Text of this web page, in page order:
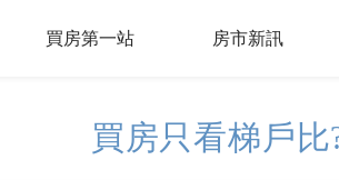
買房第一站 房市新訊
買房只看梯戶